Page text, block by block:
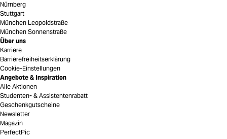
Nürnberg
Stuttgart
München Leopoldstraße
München Sonnenstraße
Über uns
Karriere
Barrierefreiheitserklärung
Cookie-Einstellungen
Angebote & Inspiration
Alle Aktionen
Studenten- & Assistentenrabatt
Geschenkgutscheine
Newsletter
Magazin
PerfectPic